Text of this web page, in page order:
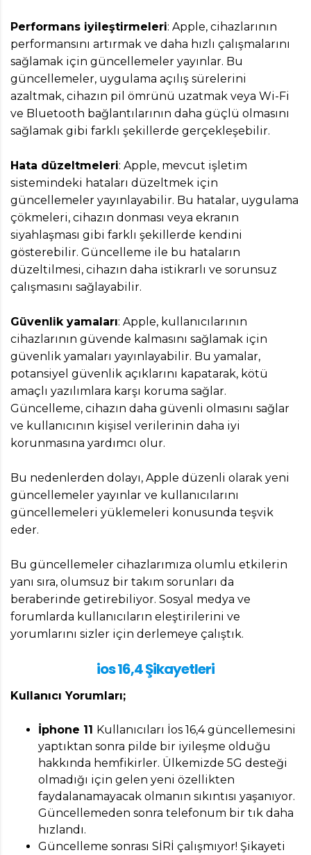
Performans iyileştirmeleri: Apple, cihazlarının
performansını artırmak ve daha hızlı çalışmalarını
sağlamak için güncellemeler yayınlar. Bu
güncellemeler, uygulama açılış sürelerini
azaltmak, cihazın pil ömrünü uzatmak veya Wi-Fi
ve Bluetooth bağlantılarının daha güçlü olmasını
sağlamak gibi farklı şekillerde gerçekleşebilir.
Hata düzeltmeleri: Apple, mevcut işletim
sistemindeki hataları düzeltmek için
güncellemeler yayınlayabilir. Bu hatalar, uygulama
çökmeleri, cihazın donması veya ekranın
siyahlaşması gibi farklı şekillerde kendini
gösterebilir. Güncelleme ile bu hataların
düzeltilmesi, cihazın daha istikrarlı ve sorunsuz
çalışmasını sağlayabilir.
Güvenlik yamaları: Apple, kullanıcılarının
cihazlarının güvende kalmasını sağlamak için
güvenlik yamaları yayınlayabilir. Bu yamalar,
potansiyel güvenlik açıklarını kapatarak, kötü
amaçlı yazılımlara karşı koruma sağlar.
Güncelleme, cihazın daha güvenli olmasını sağlar
ve kullanıcının kişisel verilerinin daha iyi
korunmasına yardımcı olur.
Bu nedenlerden dolayı, Apple düzenli olarak yeni
güncellemeler yayınlar ve kullanıcılarını
güncellemeleri yüklemeleri konusunda teşvik
eder.
Bu güncellemeler cihazlarımıza olumlu etkilerin
yanı sıra, olumsuz bir takım sorunları da
beraberinde getirebiliyor. Sosyal medya ve
forumlarda kullanıcıların eleştirilerini ve
yorumlarını sizler için derlemeye çalıştık.
ios 16,4 Şikayetleri
Kullanıcı Yorumları;
İphone 11 Kullanıcıları İos 16,4 güncellemesini
yaptıktan sonra pilde bir iyileşme olduğu
hakkında hemfikirler. Ülkemizde 5G desteği
olmadığı için gelen yeni özellikten
faydalanamayacak olmanın sıkıntısı yaşanıyor.
Güncellemeden sonra telefonum bir tık daha
hızlandı.
Güncelleme sonrası SİRİ çalışmıyor! Şikayeti